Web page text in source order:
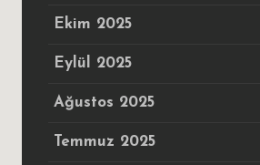
Ekim 2025
Eylül 2025
Ağustos 2025
Temmuz 2025